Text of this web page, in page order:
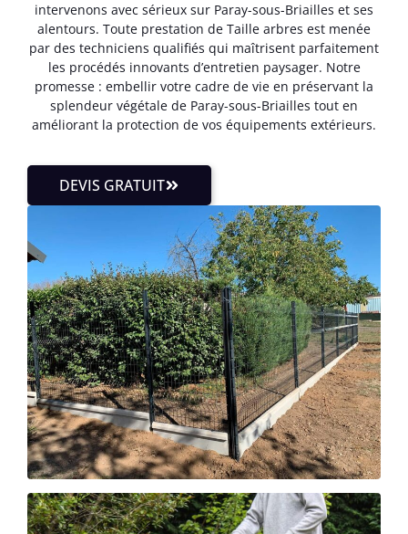
intervenons avec sérieux sur Paray-sous-Briailles et ses
alentours. Toute prestation de Taille arbres est menée
par des techniciens qualifiés qui maîtrisent parfaitement
les procédés innovants d’entretien paysager. Notre
promesse : embellir votre cadre de vie en préservant la
splendeur végétale de Paray-sous-Briailles tout en
améliorant la protection de vos équipements extérieurs.
DEVIS GRATUIT